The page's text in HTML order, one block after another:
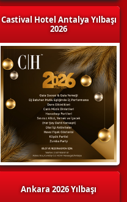
Castival Hotel Antalya Yılbaşı
2026
Ankara 2026 Yılbaşı